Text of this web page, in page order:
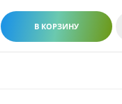
В КОРЗИНУ